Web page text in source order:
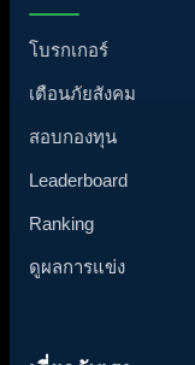
โบรกเกอร์
เตือนภัยสังคม
สอบกองทุน
Leaderboard
Ranking
ดูผลการแข่ง